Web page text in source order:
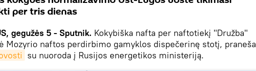
per tris dienas
gegužės 5 - Sputnik. Kokybiška nafta per naftotiekį "Družba"
Mozyrio naftos perdirbimo gamyklos dispečerinę stotį, praneša
su nuoroda į Rusijos energetikos ministeriją.